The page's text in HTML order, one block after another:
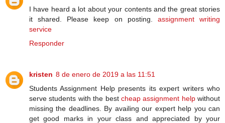
I have heard a lot about your contents and the great stories
it shared. Please keep on posting. assignment writing
service
Responder
kristen 8 de enero de 2019 a las 11:51
Students Assignment Help presents its expert writers who
serve students with the best cheap assignment helpwithout
missing the deadlines. By availing our expert help you can
get good marks in your class and appreciated by your